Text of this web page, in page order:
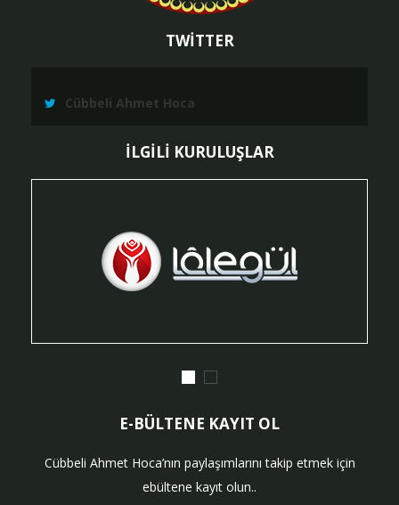
TWİTTER
Cübbeli Ahmet Hoca
İLGİLİ KURULUŞLAR
E-BÜLTENE KAYIT OL
Cübbeli Ahmet Hoca’nın paylaşımlarını takip etmek için
ebültene kayıt olun..